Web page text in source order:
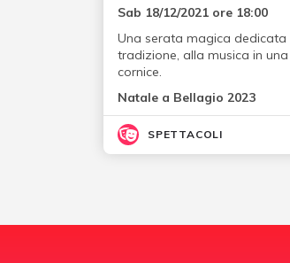
Sab 18/12/2021 ore 18:00
Una serata magica dedicata
tradizione, alla musica in
cornice.
Natale a Bellagio 2023
SPETTACOLI